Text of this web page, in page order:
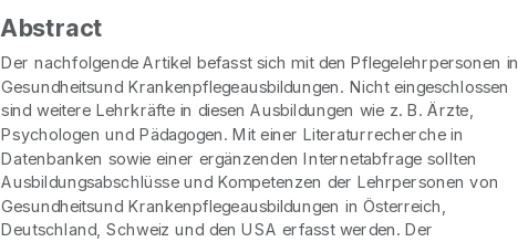
Abstract
Der nachfolgende Artikel befasst sich mit den Pflegelehrpersonen in
Gesundheitsund Krankenpflegeausbildungen. Nicht eingeschlossen
sind weitere Lehrkräfte in diesen Ausbildungen wie z. B. Ärzte,
Psychologen und Pädagogen. Mit einer Literaturrecherche in
Datenbanken sowie einer ergänzenden Internetabfrage sollten
Ausbildungsabschlüsse und Kompetenzen der Lehrpersonen von
Gesundheitsund Krankenpflegeausbildungen in Österreich,
Deutschland, Schweiz und den USA erfasst werden. Der